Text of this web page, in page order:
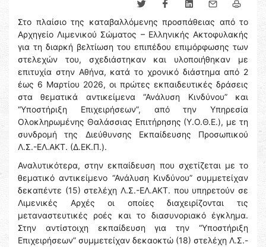
Στο πλαίσιο της καταβαλλόμενης προσπάθειας από το
Αρχηγείο Λιμενικού Σώματος – Ελληνικής Ακτοφυλακής
για τη διαρκή βελτίωση του επιπέδου επιμόρφωσης των
στελεχών του, σχεδιάστηκαν και υλοποιήθηκαν με
επιτυχία στην Αθήνα, κατά το χρονικό διάστημα από 2
έως 6 Μαρτίου 2026, οι πρώτες εκπαιδευτικές δράσεις
στα θεματικά αντικείμενα “Ανάλυση Κινδύνου” και
“Υποστήριξη Επιχειρήσεων”, από την Υπηρεσία
Ολοκληρωμένης Θαλάσσιας Επιτήρησης (Υ.Ο.Θ.Ε.), με τη
συνδρομή της Διεύθυνσης Εκπαίδευσης Προσωπικού
Λ.Σ.-ΕΛ.ΑΚΤ. (Δ.ΕΚ.Π.).
Αναλυτικότερα, στην εκπαίδευση που σχετίζεται με το
θεματικό αντικείμενο “Ανάλυση Κινδύνου” συμμετείχαν
δεκαπέντε (15) στελέχη Λ.Σ.-ΕΛ.ΑΚΤ. που υπηρετούν σε
Λιμενικές Αρχές οι οποίες διαχειρίζονται τις
μεταναστευτικές ροές και το διασυνοριακό έγκλημα.
Στην αντίστοιχη εκπαίδευση για την “Υποστήριξη
Επιχειρήσεων” συμμετείχαν δεκαοκτώ (18) στελέχη Λ.Σ.-